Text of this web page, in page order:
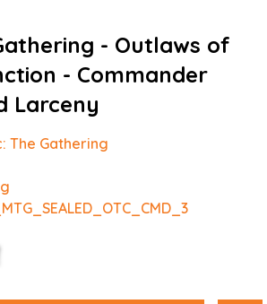
- Outlaws of
- Commander
Larceny
The Gathering